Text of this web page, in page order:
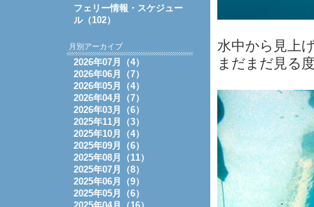
水中から見上
まだまだ見る
フェリー情報・スケジュー
ル（102）
月別アーカイブ
2026年07月（4）
2026年06月（7）
2026年05月（4）
2026年04月（7）
2026年03月（6）
2025年11月（3）
2025年10月（4）
2025年09月（6）
2025年08月（11）
2025年07月（8）
2025年06月（9）
2025年05月（6）